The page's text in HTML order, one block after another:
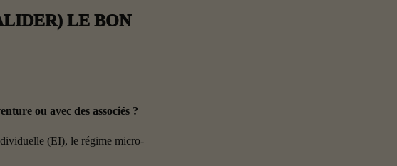
LE BON
ou avec des associés ?
(EI), le régime micro-